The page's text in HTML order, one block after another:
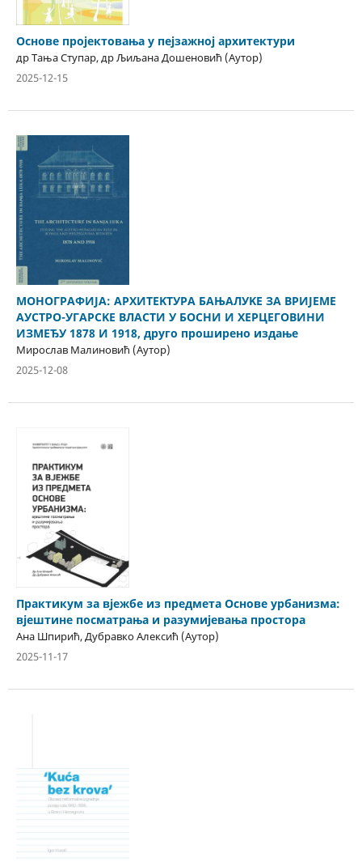
Основе пројектовања у пејзажној архитектури
др Тања Ступар, др Љиљана Дошеновић (Аутор)
2025-12-15
МОНОГРАФИЈА: АРХИТЕKТУРА БАЊАЛУKЕ ЗА ВРИЈЕМЕ
АУСТРО-УГАРСKЕ ВЛАСТИ У БОСНИ И ХЕРЦЕГОВИНИ
ИЗМЕЂУ 1878 И 1918, друго проширено издање
Мирослав Малиновић (Аутор)
2025-12-08
Практикум за вјежбе из предмета Основе урбанизма:
вјештине посматрања и разумијевања простора
Ана Шпирић, Дубравко Алексић (Аутор)
2025-11-17